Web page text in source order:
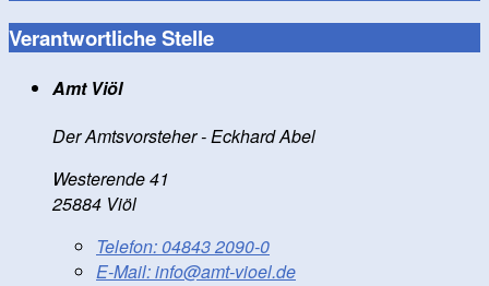
Verantwortliche Stelle
Amt Viöl
Der Amtsvorsteher - Eckhard Abel
Westerende 41
25884 Viöl
Telefon: 04843 2090-0
E-Mail:info@amt-vioel.de